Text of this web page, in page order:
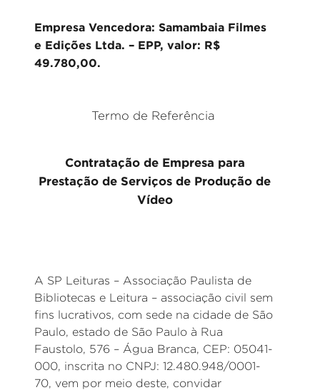
Empresa Vencedora: Samambaia Filmes
e Edições Ltda. – EPP, valor: R$
49.780,00.
Termo de Referência
Contratação de Empresa para
Prestação de Serviços de Produção de
Vídeo
A SP Leituras – Associação Paulista de
Bibliotecas e Leitura – associação civil sem
fins lucrativos, com sede na cidade de São
Paulo, estado de São Paulo à Rua
Faustolo, 576 – Água Branca, CEP: 05041-
000, inscrita no CNPJ: 12.480.948/0001-
70, vem por meio deste, convidar